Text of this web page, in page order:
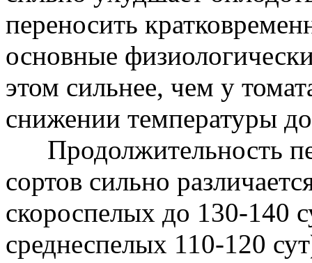
переносить
основные
этом сильнее, чем у
снижении температуры
Продолжительность
сортов сильно
скороспелых до 130-140
среднеспелых 110-120